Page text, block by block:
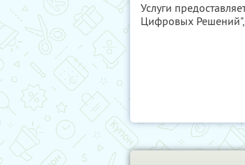
Услуги
Цифровых Решений",